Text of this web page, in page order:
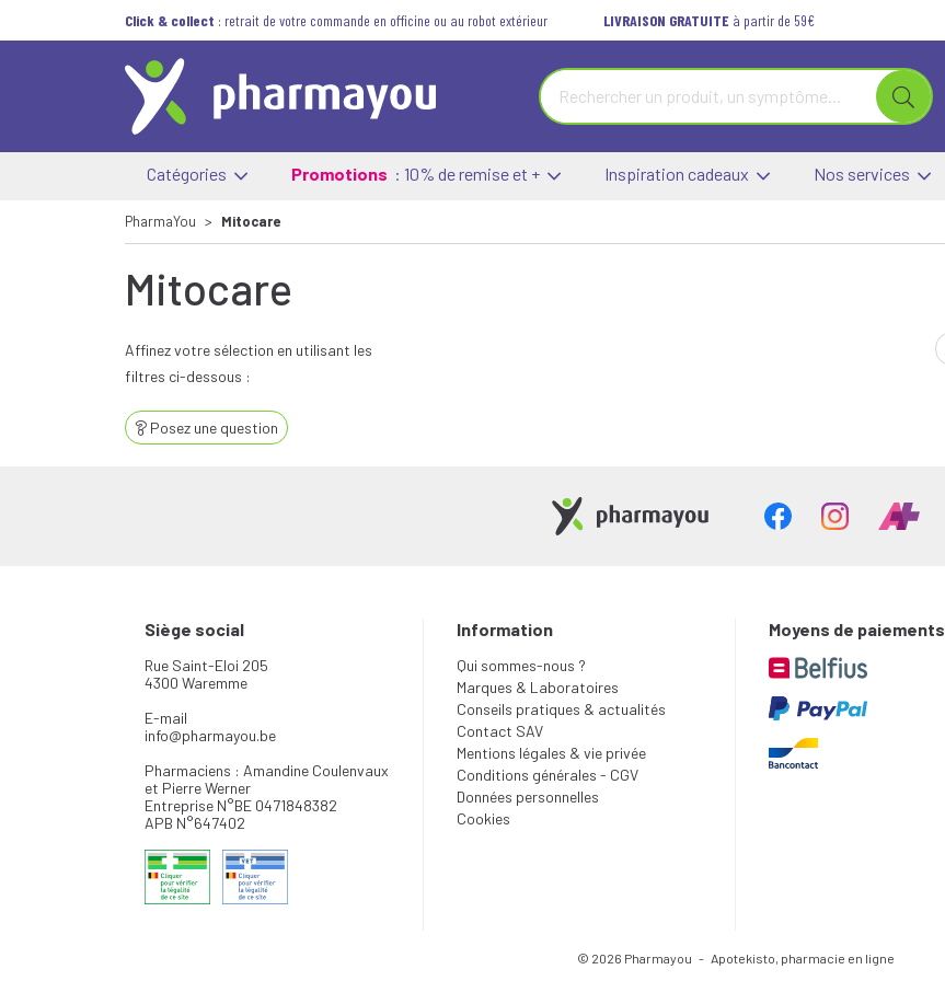
Click & collect : retrait de votre commande en officine ou au robot extérieur LIVRAISON GRATUITE à partir de 59€
Catégories Promotions : 10% de remise et + Inspiration cadeaux Nos services
PharmaYou Mitocare
Mitocare
Affinez votre sélection en utilisant les
filtres ci-dessous :
Posez une question
Siège social
Rue Saint-Eloi 205
4300 Waremme
E-mail
info@pharmayou.be
Pharmaciens : Amandine Coulenvaux
et Pierre Werner
Entreprise N°BE 0471848382
APB N°647402
Information
Qui sommes-nous ?
Marques & Laboratoires
Conseils pratiques & actualités
Contact SAV
Mentions légales & vie privée
Conditions générales - CGV
Données personnelles
Cookies
Moyens de paiements
© 2026 Pharmayou - Apotekisto, pharmacie en ligne